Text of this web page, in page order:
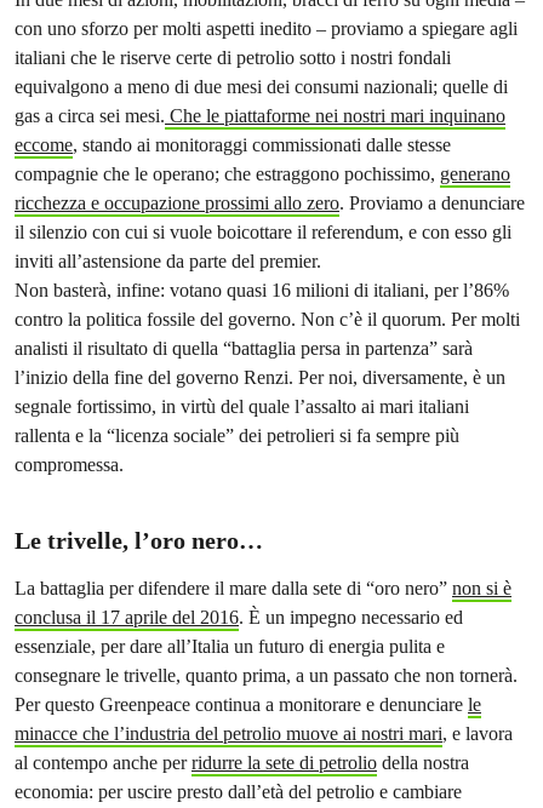
con uno sforzo per molti aspetti inedito – proviamo a spiegare agli
italiani che le riserve certe di petrolio sotto i nostri fondali
equivalgono a meno di due mesi dei consumi nazionali; quelle di
gas a circa sei mesi. Che le piattaforme nei nostri mari inquinano
eccome, stando ai monitoraggi commissionati dalle stesse
compagnie che le operano; che estraggono pochissimo, generano
ricchezza e occupazione prossimi allo zero. Proviamo a denunciare
il silenzio con cui si vuole boicottare il referendum, e con esso gli
inviti all’astensione da parte del premier.
Non basterà, infine: votano quasi 16 milioni di italiani, per l’86%
contro la politica fossile del governo. Non c’è il quorum. Per molti
analisti il risultato di quella “battaglia persa in partenza” sarà
l’inizio della fine del governo Renzi. Per noi, diversamente, è un
segnale fortissimo, in virtù del quale l’assalto ai mari italiani
rallenta e la “licenza sociale” dei petrolieri si fa sempre più
compromessa.
Le trivelle, l’oro nero…
La battaglia per difendere il mare dalla sete di “oro nero” non si è
conclusa il 17 aprile del 2016. È un impegno necessario ed
essenziale, per dare all’Italia un futuro di energia pulita e
consegnare le trivelle, quanto prima, a un passato che non tornerà.
Per questo Greenpeace continua a monitorare e denunciare le
minacce che l’industria del petrolio muove ai nostri mari, e lavora
al contempo anche perridurre la sete di petrolio della nostra
economia: per uscire presto dall’età del petrolio e cambiare